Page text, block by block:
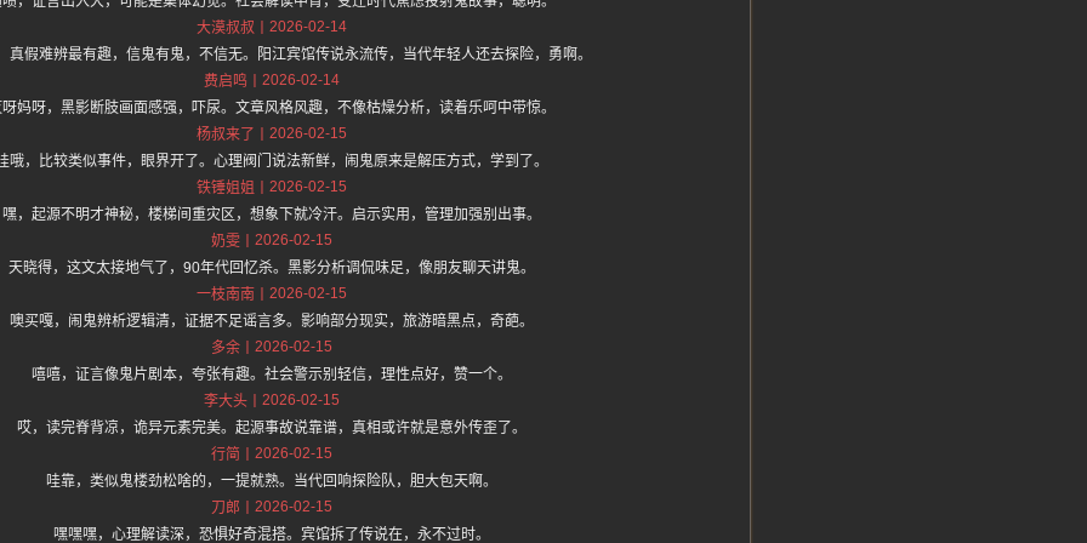
大漠叔叔
2026-02-14
真假难辨最有趣，信鬼有鬼，不信无。阳江宾馆传说永流传，当代年轻人还去探险，勇啊。
费启鸣
2026-02-14
妈呀，黑影断肢画面感强，吓尿。文章风格风趣，不像枯燥分析，读着乐呵中带惊。
杨叔来了
2026-02-15
哦，比较类似事件，眼界开了。心理阀门说法新鲜，闹鬼原来是解压方式，学到了。
铁锤姐姐
2026-02-15
嘿，起源不明才神秘，楼梯间重灾区，想象下就冷汗。启示实用，管理加强别出事。
奶雯
2026-02-15
天晓得，这文太接地气了，90年代回忆杀。黑影分析调侃味足，像朋友聊天讲鬼。
一枝南南
2026-02-15
噢买嘎，闹鬼辨析逻辑清，证据不足谣言多。影响部分现实，旅游暗黑点，奇葩。
多余
2026-02-15
嘻嘻，证言像鬼片剧本，夸张有趣。社会警示别轻信，理性点好，赞一个。
李大头
2026-02-15
哎，读完脊背凉，诡异元素完美。起源事故说靠谱，真相或许就是意外传歪了。
行简
2026-02-15
哇靠，类似鬼楼劲松啥的，一提就熟。当代回响探险队，胆大包天啊。
刀郎
2026-02-15
嘿嘿嘿，心理解读深，恐惧好奇混搭。宾馆拆了传说在，永不过时。